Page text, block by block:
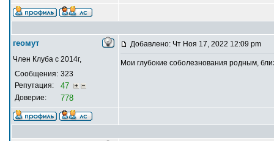
геомут
Член Клуба с 2014г,
Сообщения: 323
Репутация:
47
Доверие: 778
Добавлено: Чт Ноя 17, 2022 12:09 pm
Мои глубокие соболезнования родным,